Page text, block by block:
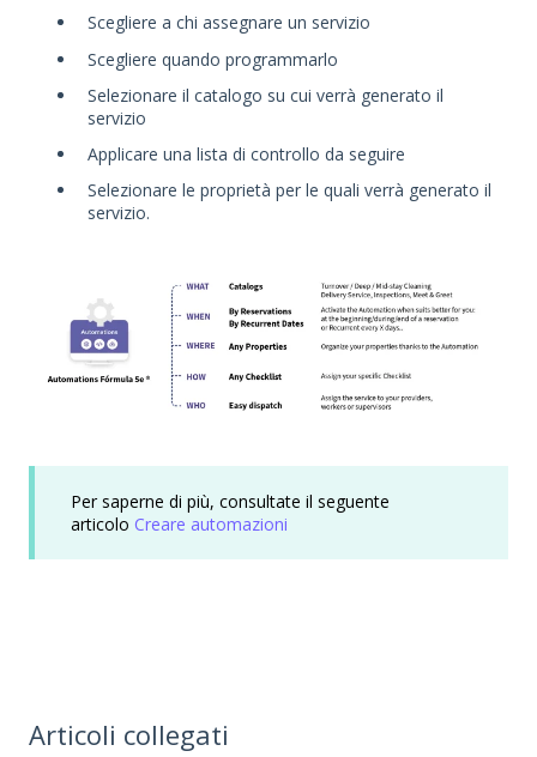
Scegliere a chi assegnare un servizio
Scegliere quando programmarlo
Selezionare il catalogo su cui verrà generato il
servizio
Applicare una lista di controllo da seguire
Selezionare le proprietà per le quali verrà generato il
servizio.
Per saperne di più, consultate il seguente
articolo Creare automazioni
Articoli collegati